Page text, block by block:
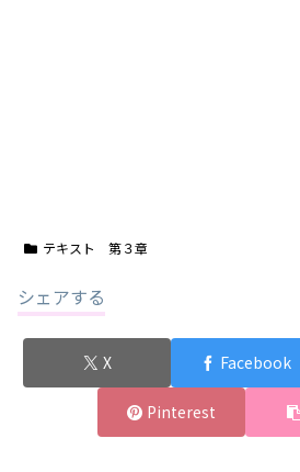
テキスト 第３章
シェアする
X Facebook
Pinterest